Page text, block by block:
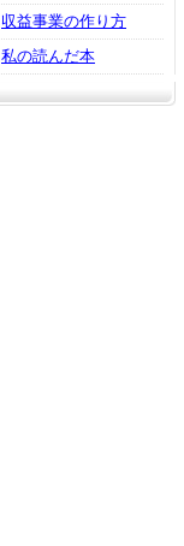
収益事業の作り方
私の読んだ本